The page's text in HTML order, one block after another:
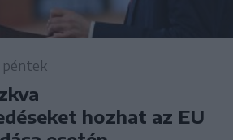
péntek
hozhat az EU